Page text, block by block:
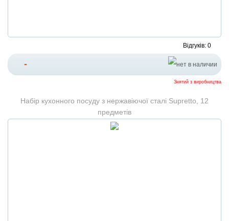
Відгуків: 0
-
Знятий з виробництва
Набір кухонного посуду з нержавіючої сталі Supretto, 12
предметів